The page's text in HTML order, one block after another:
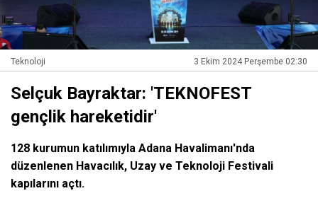
Teknoloji 3 Ekim 2024 Perşembe 02:30
Selçuk Bayraktar: 'TEKNOFEST
gençlik hareketidir'
128 kurumun katılımıyla Adana Havalimanı'nda
düzenlenen Havacılık, Uzay ve Teknoloji Festivali
kapılarını açtı.